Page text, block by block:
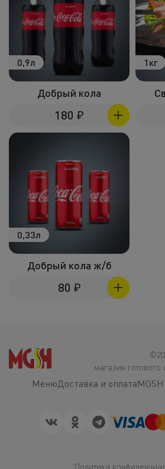
0,9л
Добрый кола
180 ₽
1кг
0,33л
Добрый кола ж/б
80 ₽
магазин
МенюДоставка и оплата
Политика